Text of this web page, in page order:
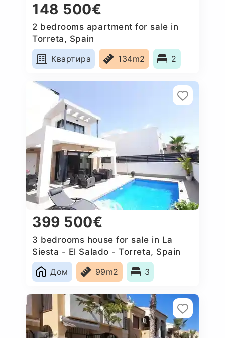
148 500€
2 bedrooms apartment for sale in
Torreta, Spain
Квартира
134m2 2
399 500€
3 bedrooms house for sale in La
Siesta - El Salado - Torreta, Spain
Дом
99m2 3